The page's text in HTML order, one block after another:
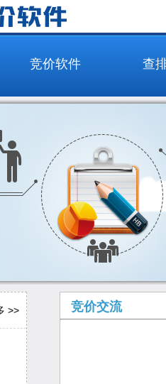
竞价软件 查
>> 竞价交流